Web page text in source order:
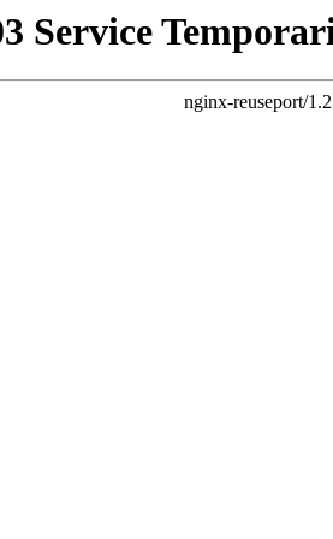
Service
nginx-reuseport/